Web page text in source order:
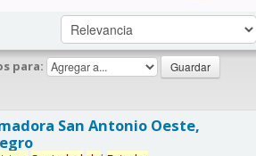
para:
San Antonio Oeste,